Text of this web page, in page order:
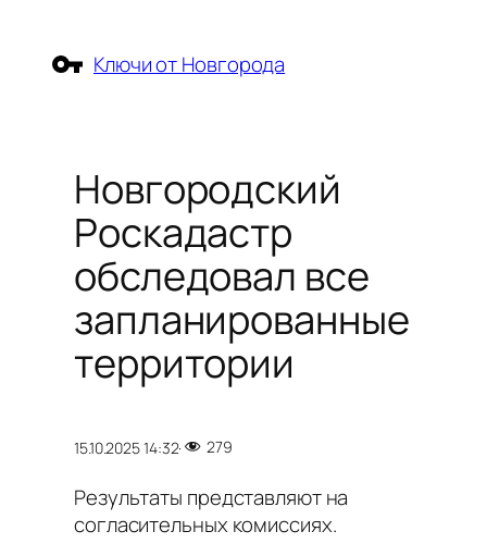
содержимомуКлючи от Новгорода
Новгородский
Роскадастр
обследовал все
запланированные
территории
15.10.2025 14:32· 279
Результаты представляют на
согласительных комиссиях.